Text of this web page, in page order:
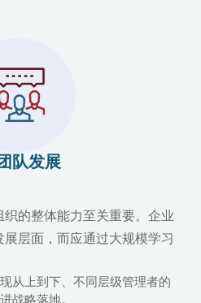
团队发展
的整体能力至关重要。企业
层面，而应通过大规模学习
从上到下、不同层级管理者的
战略落地。